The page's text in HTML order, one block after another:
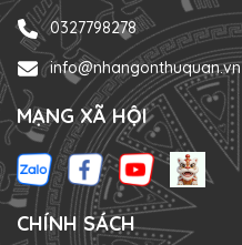
0327798278
info@nhangonthuquan.vn
MẠNG XÃ HỘI
CHÍNH SÁCH